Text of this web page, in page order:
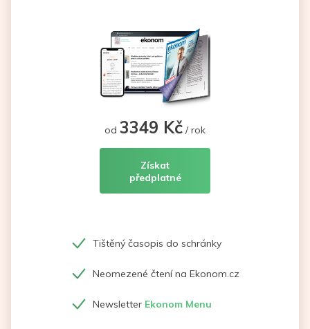
od 3349 Kč / rok
Získat
předplatné
Tištěný časopis do schránky
Neomezené čtení na Ekonom.cz
Newsletter Ekonom Menu